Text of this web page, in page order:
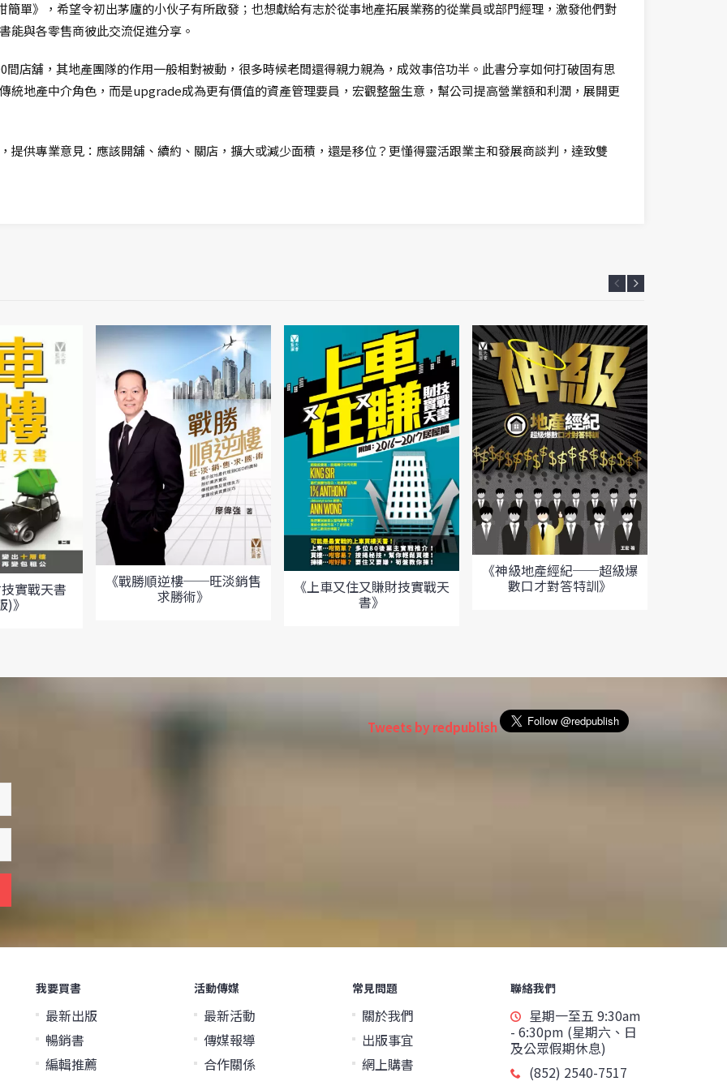
單》，希望令初出茅廬的小伙子有所啟發；也想獻給有志於從事地產拓展業務的從業員或部門經理，激發他們對
能與各零售商彼此交流促進分享。
店舖，其地產團隊的作用一般相對被動，很多時候老闆還得親力親為，成效事倍功半。此書分享如何打破固有思
統地產中介角色，而是upgrade成為更有價值的資產管理要員，宏觀整盤生意，幫公司提高營業額和利潤，展開更
提供專業意見：應該開舖、續約、關店，擴大或減少面積，還是移位？更懂得靈活跟業主和發展商談判，達致雙
實戰天書
)》
《戰勝順逆樓──旺淡銷售
求勝術》 《上車又住又賺財技實戰天
書》
《神級地產經紀──超級爆
數口才對答特訓》
Tweets by redpublish
我要買書
最新出版
暢銷書
編輯推薦
活動傳媒
最新活動
傳媒報導
合作關係
常見問題
關於我們
出版事宜
網上購書
聯絡我們
星期一至五 9:30am
- 6:30pm (星期六、日
及公眾假期休息)
(852) 2540-7517